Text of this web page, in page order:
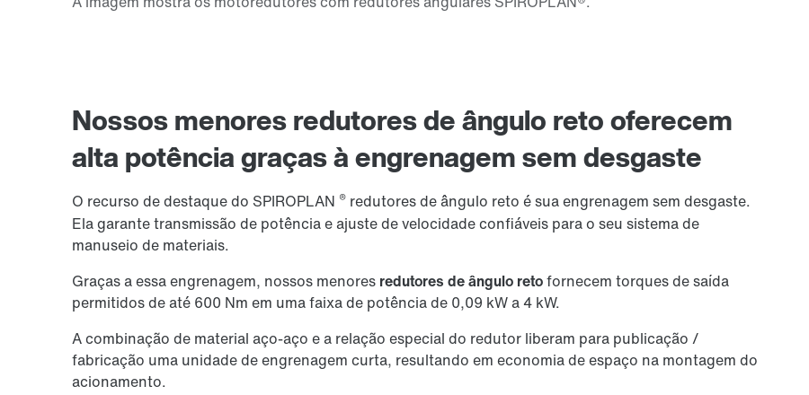
Nossos menores redutores de ângulo reto oferecem
alta potência graças àengrenagem sem desgaste
O recurso de destaque do SPIROPLAN ® redutores de ângulo reto é sua engrenagem sem desgaste.
Ela garante transmissão de potência e ajuste de velocidade confiáveis para o seu sistema de
manuseio de materiais.
Graças a essa engrenagem, nossos menores redutores de ângulo retofornecem torques de saída
permitidos de até 600 Nm em uma faixa de potência de 0,09 kW a 4 kW.
A combinação de material aço-aço e a relação especial do redutor liberam para publicação /
fabricação uma unidade de engrenagem curta, resultando em economia de espaço na montagem do
acionamento.